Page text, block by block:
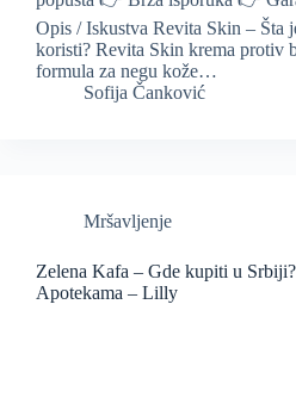
Opis / Iskustva Revita Skin – Šta
koristi? Revita Skin krema protiv
formula za negu kože…
Sofija Čanković
Mršavljenje
Zelena Kafa – Gde kupiti u
Apotekama – Lilly